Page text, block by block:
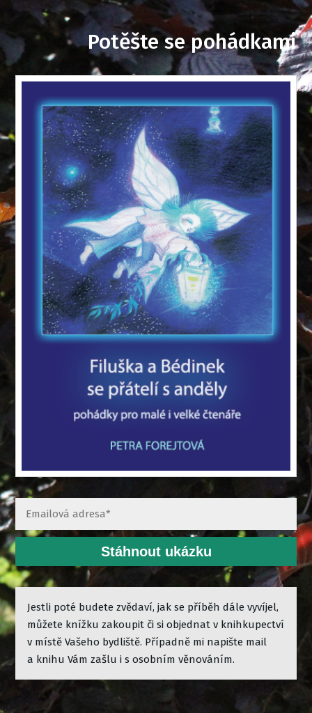
Potěšte se pohádkami
Stáhnout ukázku
Jestli poté budete zvědaví, jak se příběh dále vyvíjel,
můžete knížku zakoupit či si objednat v knihkupectví
v místě Vašeho bydliště. Případně mi napište mail
a knihu Vám zašlu i s osobním věnováním.